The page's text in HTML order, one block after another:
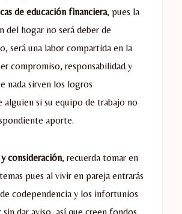
de educación financiera, pues la
del hogar no será deber de
será una labor compartida en la
compromiso, responsabilidad y
nada sirven los logros
alguien si su equipo de trabajo no
aporte.
consideración, recuerda tomar en
pues al vivir en pareja entrarás
codependencia y los infortunios